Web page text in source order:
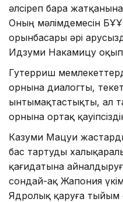
әлсіреп бара
Оның мәлімдемесін
орынбасары әрі
Идзуми Накамицу оқып
Гутерриш
орнына диалогты,
ынтымақтастықты, ал
орнына ортақ
Казуми Мацуи
бас тартуды
қағидатына
сондай-ақ Жапония
Ядролық қаруға тыйым